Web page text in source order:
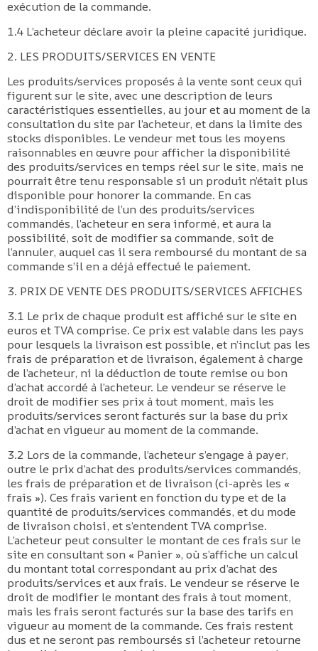
exécution de la commande.
​1.4 L’acheteur déclare avoir la pleine capacité juridique.
2. LES PRODUITS/SERVICES EN VENTE
Les produits/services proposés à la vente sont ceux qui
figurent sur le site, avec une description de leurs
caractéristiques essentielles, au jour et au moment de la
consultation du site par l’acheteur, et dans la limite des
stocks disponibles. Le vendeur met tous les moyens
raisonnables en œuvre pour afficher la disponibilité
des produits/services en temps réel sur le site, mais ne
pourrait être tenu responsable si un produit n’était plus
disponible pour honorer la commande. En cas
d’indisponibilité de l’un des produits/services
commandés, l’acheteur en sera informé, et aura la
possibilité, soit de modifier sa commande, soit de
l’annuler, auquel cas il sera remboursé du montant de sa
commande s’il en a déjà effectué le paiement.​
3. PRIX DE VENTE DES PRODUITS/SERVICES AFFICHES
3.1 Le prix de chaque produit est affiché sur le site en
euros et TVA comprise. Ce prix est valable dans les pays
pour lesquels la livraison est possible, et n’inclut pas les
frais de préparation et de livraison, également à charge
de l’acheteur, ni la déduction de toute remise ou bon
d’achat accordé à l’acheteur. Le vendeur se réserve le
droit de modifier ses prix à tout moment, mais les
produits/services seront facturés sur la base du prix
d’achat en vigueur au moment de la commande.
3.2 Lors de la commande, l’acheteur s’engage à payer,
outre le prix d’achat des produits/services commandés,
les frais de préparation et de livraison (ci-après les «
frais »). Ces frais varient en fonction du type et de la
quantité de produits/services commandés, et du mode
de livraison choisi, et s’entendent TVA comprise.
L’acheteur peut consulter le montant de ces frais sur le
site en consultant son « Panier », où s’affiche un calcul
du montant total correspondant au prix d’achat des
produits/services et aux frais. Le vendeur se réserve le
droit de modifier le montant des frais à tout moment,
mais les frais seront facturés sur la base des tarifs en
vigueur au moment de la commande. Ces frais restent
dus et ne seront pas remboursés si l’acheteur retourne